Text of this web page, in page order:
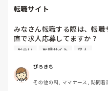
転職サイト
みなさん転職する際は、転職
直で求人応募してますか？
たくさん転職サイトあって
絡が来るので、その対応に
になってくれる人に出会いた
出会い 転職サイト 求人
ぴろきち
その他の科, ママナース, 訪問看